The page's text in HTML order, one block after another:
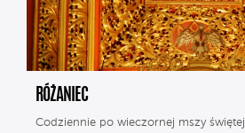
RÓŻANIEC
Codziennie po wieczornej mszy świętej